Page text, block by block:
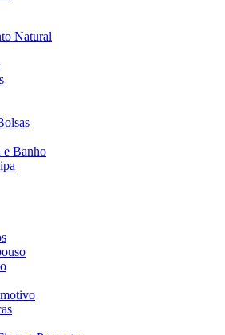
Natural
e Banho